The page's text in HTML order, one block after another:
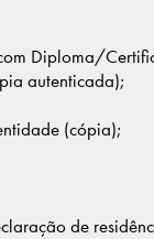
Diploma/
autenticada);
(cópia);
de